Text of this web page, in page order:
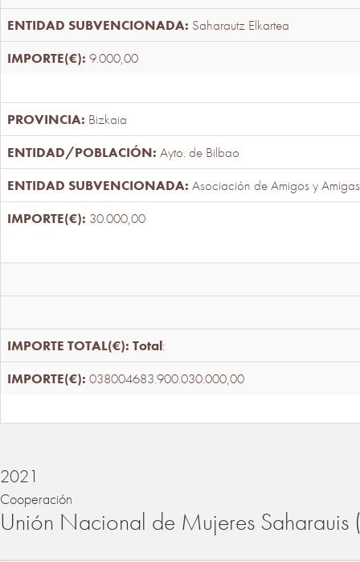
Saharautz Elkartea
9.000,00
Bizkaia
Ayto. de Bilbao
Asociación de Amigos y
30.000,00
Total:
038004683.900.030.000,00
2021
Cooperación
Unión Nacional de Mujeres